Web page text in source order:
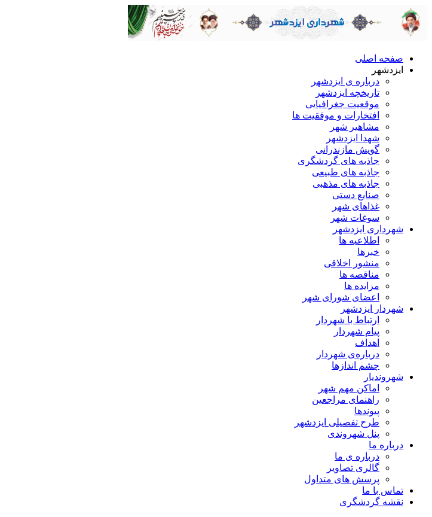
صفحه اصلی
ایزدشهر
درباره ی ایزدشهر
تاریخچه ایزدشهر
موقعیت جغرافیایی
افتخارات و موفقیت ها
مشاهیر شهر
شهدا ایزدشهر
گویش مازندرانی
جاذبه های گردشگری
جاذبه های طبیعی
جاذبه های مذهبی
صنایع دستی
غذاهای شهر
سوغات شهر
شهرداری ایزدشهر
اطلاعیه ها
خبرها
منشور اخلاقی
مناقصه ها
مزایده ها
اعضای شورای شهر
شهردار ایزدشهر
ارتباط با شهردار
پیام شهردار
اهداف
درباره‌ی شهردار
چشم اندازها
شهروندیار
اماکن مهم شهر
راهنمای مراجعین
پیوند‌ها
طرح تفصیلی ایزدشهر
پنل شهروندی
درباره ما
درباره ی ما
گالری تصاویر
پرسش های متداول
تماس با ما
نقشه گردشگری